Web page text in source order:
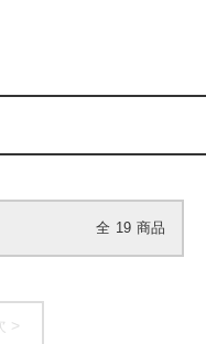
全 19 商品
>